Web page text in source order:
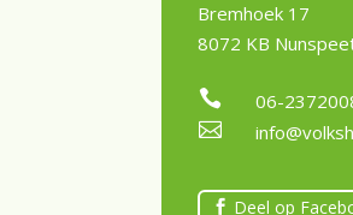
Bremhoek 17
8072 KB
 06-

Deel op